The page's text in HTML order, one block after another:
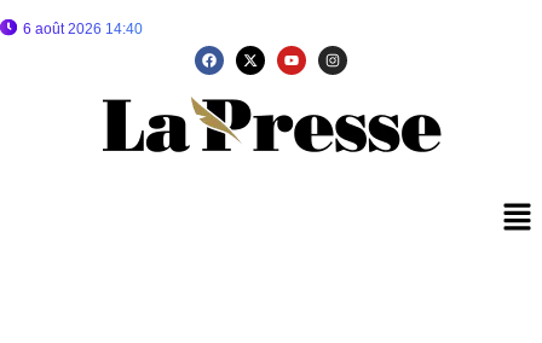
6 août 2026 14:40